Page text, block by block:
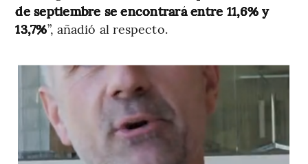
de septiembre se encontrará entre 11,6% y
13,7%”, añadió al respecto.